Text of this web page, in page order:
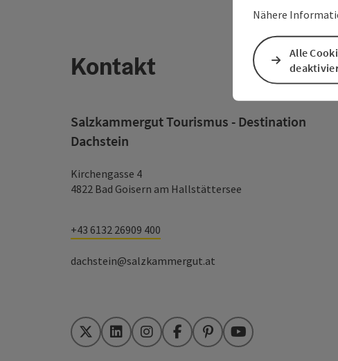
Kontakt
Salzkammergut Tourismus - Destination
Dachstein
Kirchengasse 4
4822 Bad Goisern am Hallstättersee
+43 6132 26909 400
dachstein@salzkammergut.at
TwitterLinkedInInstagramFacebookPinterestYouTube
Nähere
Alle